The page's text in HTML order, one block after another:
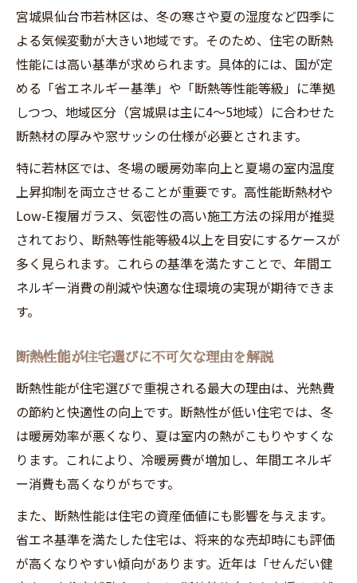
宮城県仙台市若林区は、冬の寒さや夏の湿度など四季に
よる気候変動が大きい地域です。そのため、住宅の断熱
性能には高い基準が求められます。具体的には、国が定
める「省エネルギー基準」や「断熱等性能等級」に準拠
しつつ、地域区分（宮城県は主に4～5地域）に合わせた
断熱材の厚みや窓サッシの仕様が必要とされます。
特に若林区では、冬場の暖房効率向上と夏場の室内温度
上昇抑制を両立させることが重要です。高性能断熱材や
Low-E複層ガラス、気密性の高い施工方法の採用が推奨
されており、断熱等性能等級4以上を目安にするケースが
多く見られます。これらの基準を満たすことで、年間エ
ネルギー消費の削減や快適な住環境の実現が期待できま
す。
断熱性能が住宅選びに不可欠な理由を解説
断熱性能が住宅選びで重視される最大の理由は、光熱費
の節約と快適性の向上です。断熱性が低い住宅では、冬
は暖房効率が悪くなり、夏は室内の熱がこもりやすくな
ります。これにより、冷暖房費が増加し、年間エネルギ
ー消費も高くなりがちです。
また、断熱性能は住宅の資産価値にも影響を与えます。
省エネ基準を満たした住宅は、将来的な売却時にも評価
が高くなりやすい傾向があります。近年は「せんだい健